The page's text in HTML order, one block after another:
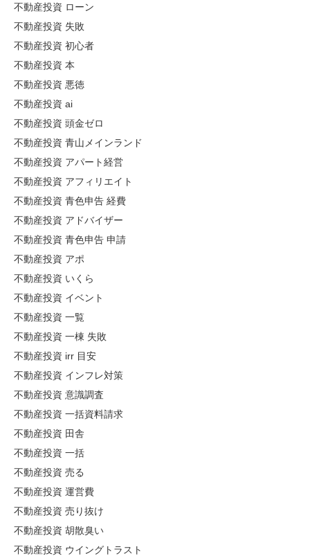
不動産投資 ローン
不動産投資 失敗
不動産投資 初心者
不動産投資 本
不動産投資 悪徳
不動産投資 ai
不動産投資 頭金ゼロ
不動産投資 青山メインランド
不動産投資 アパート経営
不動産投資 アフィリエイト
不動産投資 青色申告 経費
不動産投資 アドバイザー
不動産投資 青色申告 申請
不動産投資 アポ
不動産投資 いくら
不動産投資 イベント
不動産投資 一覧
不動産投資 一棟 失敗
不動産投資 irr 目安
不動産投資 インフレ対策
不動産投資 意識調査
不動産投資 一括資料請求
不動産投資 田舎
不動産投資 一括
不動産投資 売る
不動産投資 運営費
不動産投資 売り抜け
不動産投資 胡散臭い
不動産投資 ウイングトラスト